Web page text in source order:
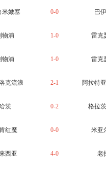
米嫩塞 0-0 巴
物浦 1-0 雷克
物浦 1-0 雷克
克流浪 2-1 阿拉特
茨 0-2 格拉
红魔 0-0 米亚
西亚 4-0 老